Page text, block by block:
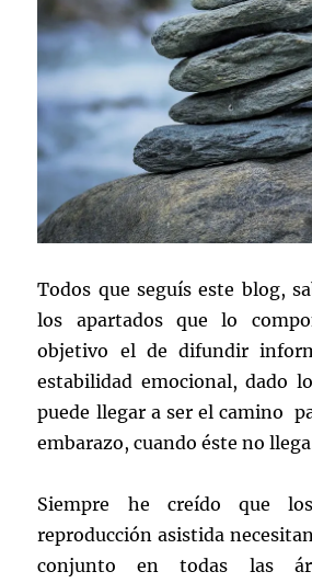
Todos que seguís este blog,
los apartados que lo
objetivo el de difundir
estabilidad emocional, dado
puede llegar a ser el camino
embarazo, cuando éste no
Siempre he creído que
reproducción asistida
conjunto en todas las